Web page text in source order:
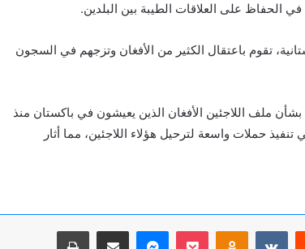
الحفاظ على العلاقات الطيبة بين البلدين.
تقوم باعتقال الكثير من الأفغان وتزجهم في السجون
ملف اللاجئين الأفغان الذين يعيشون في باكستان منذ
حملات واسعة لترحيل هؤلاء اللاجئين، مما أثار
Odnoklassniki
‫Pocketماسنجرمشاركة عبر البريد طباعة